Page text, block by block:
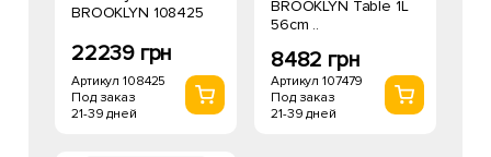
BROOKLYN 108425
22239 грн
Артикул 108425
Под заказ
21-39 дней
BROOKLYN Table 1L
56cm ..
8482 грн
Артикул 107479
Под заказ
21-39 дней